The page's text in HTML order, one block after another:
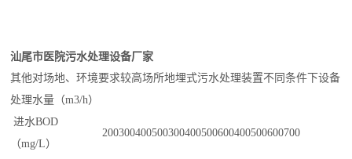
汕尾市医院污水处理设备厂家
其他对场地、环境要求较高场所地埋式污水处理装置不同条件下设备
处理水量（m3/h）
进水BOD
（mg/L）
200300400500300400500600400500600700